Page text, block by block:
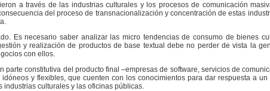
a través de las industrias culturales y los procesos de comunicación
del proceso de transnacionalización y concentración de estas
Es necesario saber analizar las micro tendencias de consumo de bienes
y realización de productos de base textual debe no perder de vista la
con ellos.
parte constitutiva del producto final –empresas de software, servicios de
y flexibles, que cuenten con los conocimientos para dar respuesta a un
culturales y las oficinas públicas.